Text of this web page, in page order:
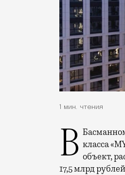
1 мин. чтения
В Басманном районе Москвы завершилось возведение жилого комплекса бизнес- класса
объект,
17,5 млрд